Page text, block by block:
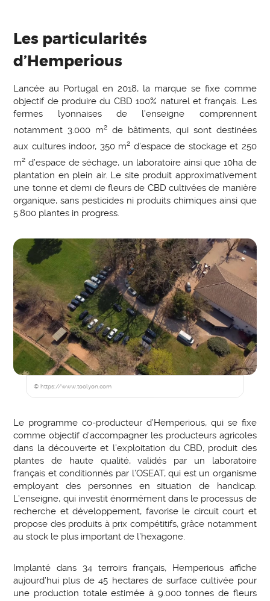
Les particularités
d’Hemperious
Lancée au Portugal en 2018, la marque se fixe comme
objectif de produire du CBD 100% naturel et français. Les
fermes lyonnaises de l’enseigne comprennent
notamment 3.000 m2 de bâtiments, qui sont destinées
aux cultures indoor, 350 m2 d’espace de stockage et 250
m2 d’espace de séchage, un laboratoire ainsi que 10ha de
plantation en plein air. Le site produit approximativement
une tonne et demi de fleurs de CBD cultivées de manière
organique, sans pesticides ni produits chimiques ainsi que
5.800 plantes in progress.
© https://www.toolyon.com
Le programme co-producteur d’Hemperious, qui se fixe
comme objectif d’accompagner les producteurs agricoles
dans la découverte et l’exploitation du CBD, produit des
plantes de haute qualité, validés par un laboratoire
français et conditionnés par l’OSEAT, qui est un organisme
employant des personnes en situation de handicap.
L’enseigne, qui investit énormément dans le processus de
recherche et développement, favorise le circuit court et
propose des produits à prix compétitifs, grâce notamment
au stock le plus important de l’hexagone.
Implanté dans 34 terroirs français, Hemperious affiche
aujourd’hui plus de 45 hectares de surface cultivée pour
une production totale estimée à 9.000 tonnes de fleurs